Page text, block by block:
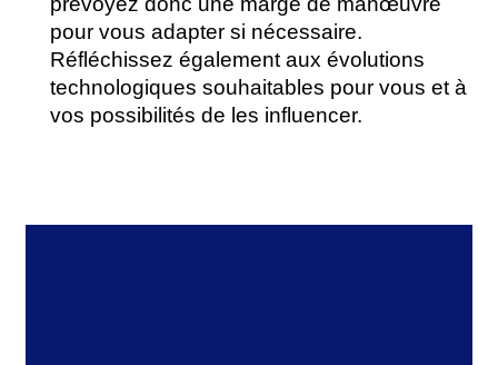
pour vous adapter si nécessaire.
Réfléchissez également aux évolutions
technologiques souhaitables pour vous et à
vos possibilités de les influencer.